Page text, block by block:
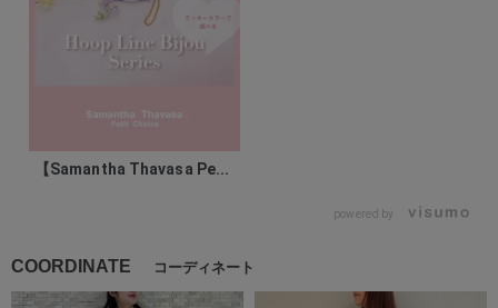
【Samantha Thavasa Pe...
powered by
COORDINATE コーディネート